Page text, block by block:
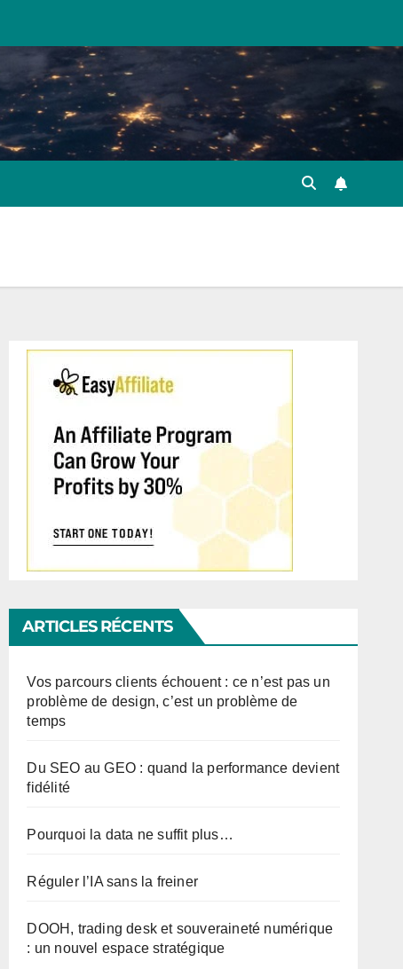
ARTICLES RÉCENTS
Vos parcours clients échouent : ce n’est pas un
problème de design, c’est un problème de
temps
Du SEO au GEO : quand la performance devient
fidélité
Pourquoi la data ne suffit plus…
Réguler l’IA sans la freiner
DOOH, trading desk et souveraineté numérique
: un nouvel espace stratégique